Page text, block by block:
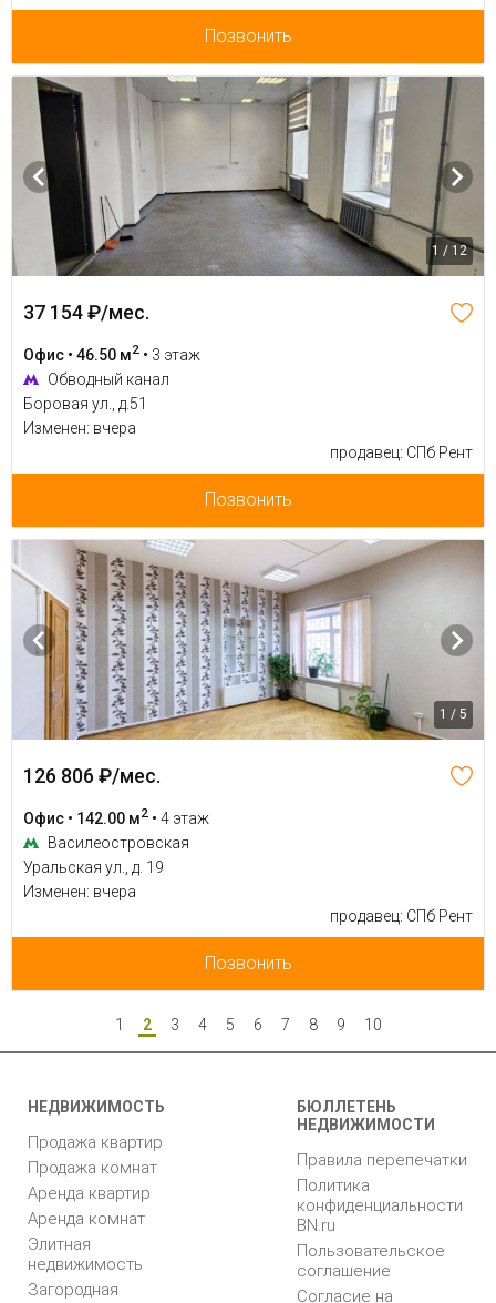
Позвонить
1 / 12
37 154 ₽/мес.
Офис • 46.50 м2 • 3 этаж
Обводный канал
Боровая ул., д.51
Изменен: вчера
продавец: СПб Рент
Позвонить
1 / 5
126 806 ₽/мес.
Офис • 142.00 м2 • 4 этаж
Василеостровская
Уральская ул., д. 19
Изменен: вчера
продавец: СПб Рент
Позвонить
1 2 3 4 5 6 7 8 9 10
НЕДВИЖИМОСТЬ
Продажа квартир
Продажа комнат
Аренда квартир
Аренда комнат
Элитная
недвижимость
Загородная
БЮЛЛЕТЕНЬ
НЕДВИЖИМОСТИ
Правила перепечатки
Политика
конфиденциальности
BN.ru
Пользовательское
соглашение
Согласие на